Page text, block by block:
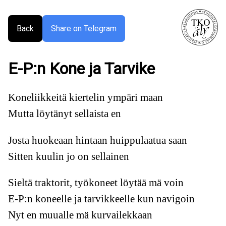
Back Share on Telegram
E-P:n Kone ja Tarvike
Koneliikkeitä kiertelin ympäri maan
Mutta löytänyt sellaista en
Josta huokeaan hintaan huippulaatua saan
Sitten kuulin jo on sellainen
Sieltä traktorit, työkoneet löytää mä voin
E-P:n koneelle ja tarvikkeelle kun navigoin
Nyt en muualle mä kurvailekkaan